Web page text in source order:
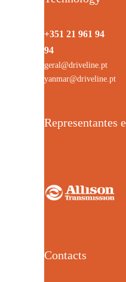
+351 21 961 94
94
geral@driveline.pt
yanmar@driveline.pt
Representantes
Contacts